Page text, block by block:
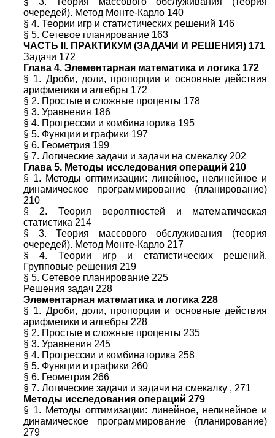
очередей). Метод Монте-Карло 140
§ 4. Теории игр и статистических решений 146
§ 5. Сетевое планирование 163
ЧАСТЬ II. ПРАКТИКУМ (ЗАДАЧИ И РЕШЕНИЯ) 171
Задачи 172
Глава 4. Элементарная математика и логика 172
§ 1. Дроби, доли, пропорции и основные действия
арифметики и алгебры 172
§ 2. Простые и сложные проценты 178
§ 3. Уравнения 186
§ 4. Прогрессии и комбинаторика 195
§ 5. Функции и графики 197
§ 6. Геометрия 199
§ 7. Логические задачи и задачи на смекалку 202
Глава 5. Методы исследования операций 210
§ 1. Методы оптимизации: линейное, нелинейное и
динамическое программирование (планирование)
210
§ 2. Теория вероятностей и математическая
статистика 214
§ 3. Теория массового обслуживания (теория
очередей). Метод Монте-Карло 217
§ 4. Теории игр и статистических решений.
Групповые решения 219
§ 5. Сетевое планирование 225
Решения задач 228
Элементарная математика и логика 228
§ 1. Дроби, доли, пропорции и основные действия
арифметики и алгебры 228
§ 2. Простые и сложные проценты 235
§ 3. Уравнения 245
§ 4. Прогрессии и комбинаторика 258
§ 5. Функции и графики 260
§ 6. Геометрия 266
§ 7. Логические задачи и задачи на смекалку , 271
Методы исследования операций 279
§ 1. Методы оптимизации: линейное, нелинейное и
динамическое программирование (планирование)
279